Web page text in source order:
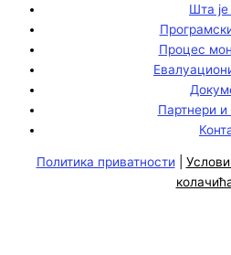
Шта
Процес
Партнери и
Политика приватности